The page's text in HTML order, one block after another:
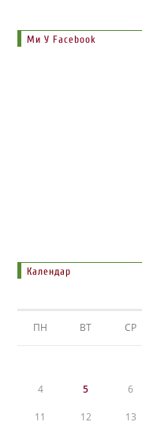
Ми У Facebook
Календар
ПН ВТ СР
4 5 6
11 12 13